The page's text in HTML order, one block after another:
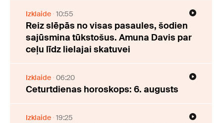
Izklaide 10:55
Reiz slēpās no visas pasaules, šodien
sajūsmina tūkstošus. Amuna Davis par
ceļu līdz lielajai skatuvei
Izklaide 06:20
Ceturtdienas horoskops: 6. augusts
Izklaide 19:25